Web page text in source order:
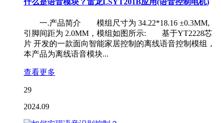
什么是语音模块？雷龙LSYT201B应用(语音控制电机)
一.产品简介 模组尺寸为 34.22*18.16 ±0.3MM,
引脚间距为 2.0MM，模组如图所示: 基于YT2228芯
片 开发的一款面向智能家居控制的离线语音控制模组，
本产品为离线语音模块...
查看更多
29
2024.09